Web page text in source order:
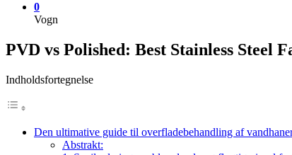
0
Vogn
PVD vs Polished: Best Stainless Steel
Indholdsfortegnelse
Den ultimative guide til overfladebehandling af
Abstrakt: